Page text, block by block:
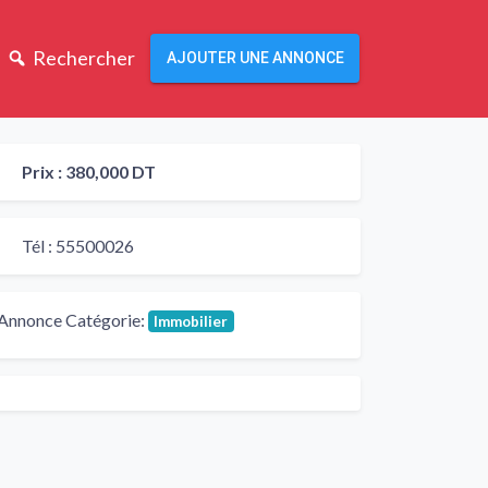
Rechercher AJOUTER UNE ANNONCE
Prix : 380,000 DT
Tél : 55500026
Catégorie: Immobilier